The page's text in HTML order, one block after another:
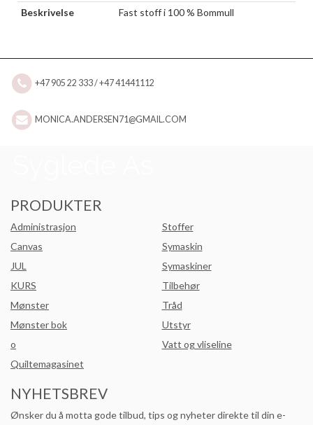
Beskrivelse
Fast stoff i 100 % Bommull
+47 905 22 333 / +47 41441112
MONICA.ANDERSEN71@GMAIL.COM
PRODUKTER
Administrasjon
Canvas
JUL
KURS
Mønster
Mønster bok
o
Quiltemagasinet
Stoffer
Symaskin
Symaskiner
Tilbehør
Tråd
Utstyr
Vatt og vliseline
NYHETSBREV
Ønsker du å motta gode tilbud, tips og nyheter direkte til din e-